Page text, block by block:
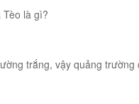
Tèo là gì?
trắng, vậy quảng trường